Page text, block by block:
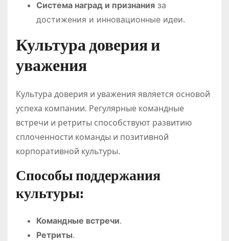
Система наград и признания за
достижения и инновационные идеи.
Культура доверия и
уважения
Культура доверия и уважения является основой
успеха компании. Регулярные командные
встречи и ретриты способствуют развитию
сплоченности команды и позитивной
корпоративной культуры.
Способы поддержания
культуры:
Командные встречи.
Ретриты.